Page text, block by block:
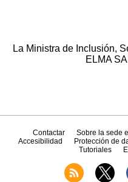
La Ministra de Inclusión,
ELMA
Contactar Sobre la sede
Accesibilidad
Protección de
Tutoriales